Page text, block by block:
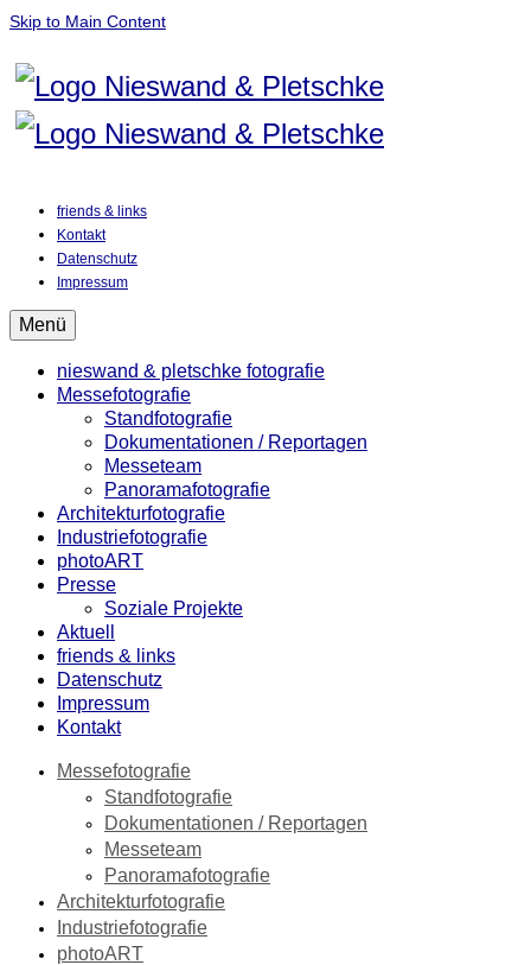
Skip to Main Content
friends & links
Kontakt
Datenschutz
Impressum
Menü
nieswand & pletschke fotografie
Messefotografie
Standfotografie
Dokumentationen / Reportagen
Messeteam
Panoramafotografie
Architekturfotografie
Industriefotografie
photoART
Presse
Soziale Projekte
Aktuell
friends & links
Datenschutz
Impressum
Kontakt
Messefotografie
Standfotografie
Dokumentationen / Reportagen
Messeteam
Panoramafotografie
Architekturfotografie
Industriefotografie
photoART